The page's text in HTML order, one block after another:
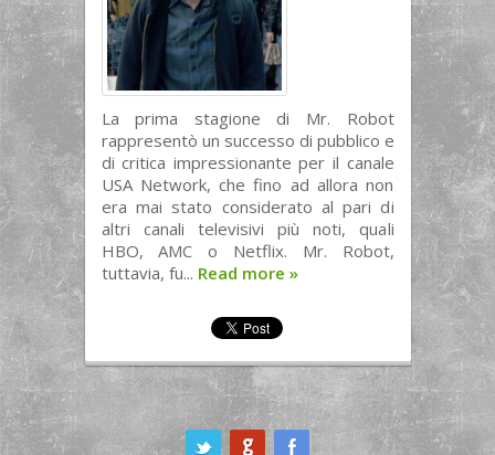
La prima stagione di Mr. Robot
rappresentò un successo di pubblico e
di critica impressionante per il canale
USA Network, che fino ad allora non
era mai stato considerato al pari di
altri canali televisivi più noti, quali
HBO, AMC o Netflix. Mr. Robot,
tuttavia, fu... Read more »